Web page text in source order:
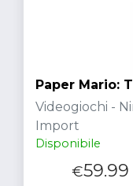
Paper Mario:
Videogiochi -
Import
Disponibile
€59.99